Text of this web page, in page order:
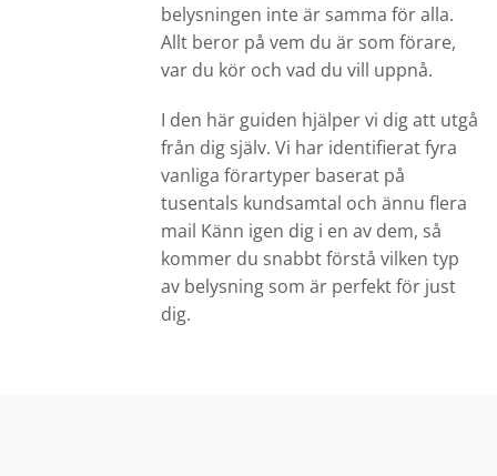
belysningen inte är samma för alla.
Allt beror på vem du är som förare,
var du kör och vad du vill uppnå.
I den här guiden hjälper vi dig att utgå
från dig själv. Vi har identifierat fyra
vanliga förartyper baserat på
tusentals kundsamtal och ännu flera
mail Känn igen dig i en av dem, så
kommer du snabbt förstå vilken typ
av belysning som är perfekt för just
dig.